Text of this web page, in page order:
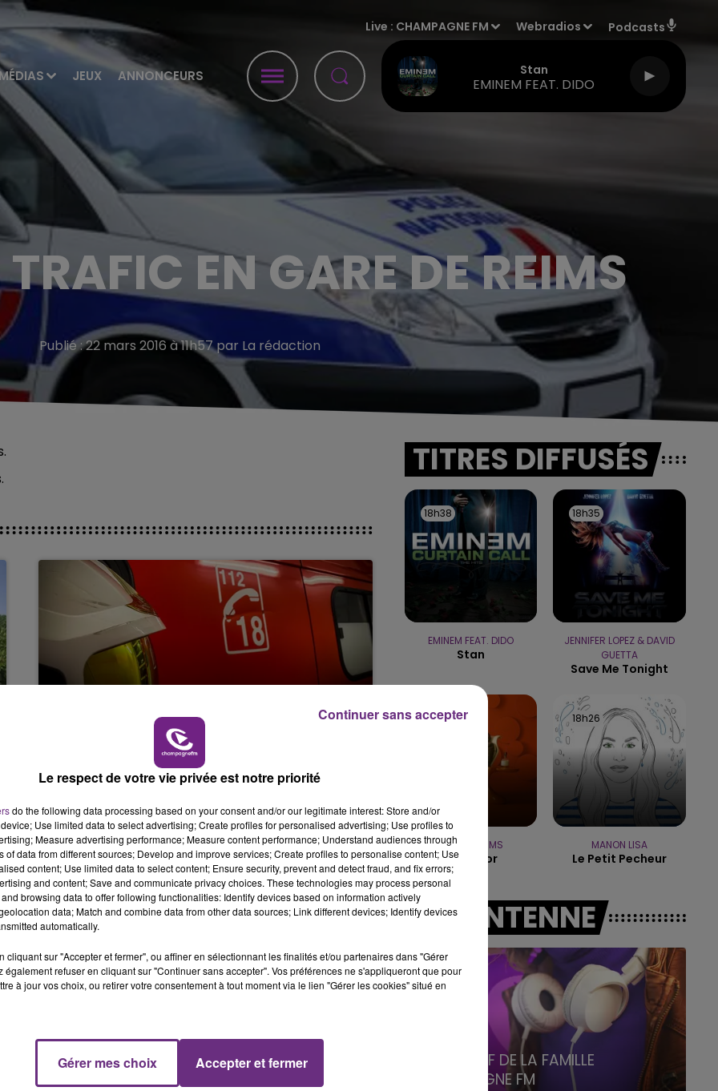
MÉDIAS JEUX ANNONCEURS
Live : CHAMPAGNE FM Webradios Podcasts
Stan
EMINEM FEAT. DIDO
19h00 - 19h15
LA POP MACHINE - CHAMPAGNE FM
19h15 - 20h00
LA RADIO POP
EN GARE DE REIMS
Publié : 22 mars 2016 à 11h57 par La rédaction
CIRCULATION DANS LES ARDENNES
Un feu de remorque s'est déclaré ce mercredi
en fin de matinée sur l'A34.
TITRES DIFFUSÉS
18h38
18h38
EMINEM FEAT. DIDO
Stan
18h35
18h35
JENNIFER LOPEZ & DAVID
GUETTA
Save Me Tonight
18h28
18h28
TEDDY SWIMS
The Door
18h26
18h26
MANON LISA
Le Petit Pecheur
A L'ANTENNE
FM
19h15 - 20h00
LA RADIO POP
LE BEST OF DE LA FAMILLE
CHAMPAGNE FM
Le respect de votre vie privée est notre priorité
do the following data processing based on your consent and/or our legitimate interest: Store and/or
Use limited data to select advertising; Create profiles for personalised advertising; Use profiles to
Measure advertising performance; Measure content performance; Understand audiences through
of data from different sources; Develop and improve services; Create profiles to personalise content; Use
content; Use limited data to select content; Ensure security, prevent and detect fraud, and fix errors;
and content; Save and communicate privacy choices. These technologies may process personal
browsing data to offer following functionalities: Identify devices based on information actively
data; Match and combine data from other data sources; Link different devices; Identify devices
automatically.
cliquant sur "Accepter et fermer", ou affiner en sélectionnant les finalités et/ou partenaires dans "Gérer
également refuser en cliquant sur "Continuer sans accepter". Vos préférences ne s'appliqueront que pour
à jour vos choix, ou retirer votre consentement à tout moment via le lien "Gérer les cookies" situé en
Gérer mes choix Accepter et fermer
Continuer sans accepter